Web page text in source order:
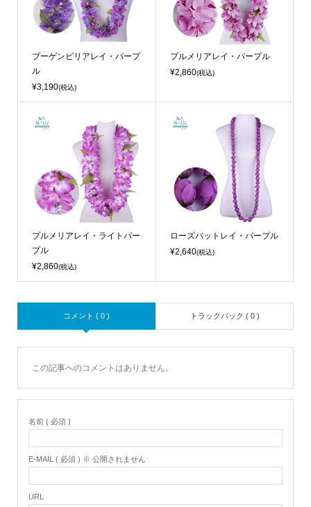
ブーゲンビリアレイ・パープ
ル
¥3,190(税込)
プルメリアレイ・パープル
¥2,860(税込)
プルメリアレイ・ライトパー
プル
¥2,860(税込)
ローズバットレイ・パープル
¥2,640(税込)
コメント ( 0 ) トラックバック ( 0 )
この記事へのコメントはありません。
名前 ( 必須 )
E-MAIL ( 必須 ) ※ 公開されません
URL